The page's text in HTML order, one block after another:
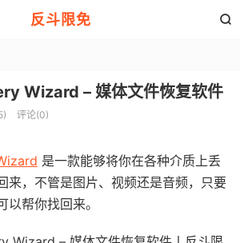
反斗限免 
Wizard – 媒体文件恢复软件
评论(0)
是一款能够将你在各种介质上丢
来，不管是图片、视频还是音频，只要
以帮你找回来。